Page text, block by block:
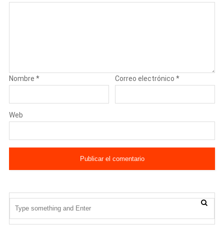
Nombre * Correo electrónico*
Web